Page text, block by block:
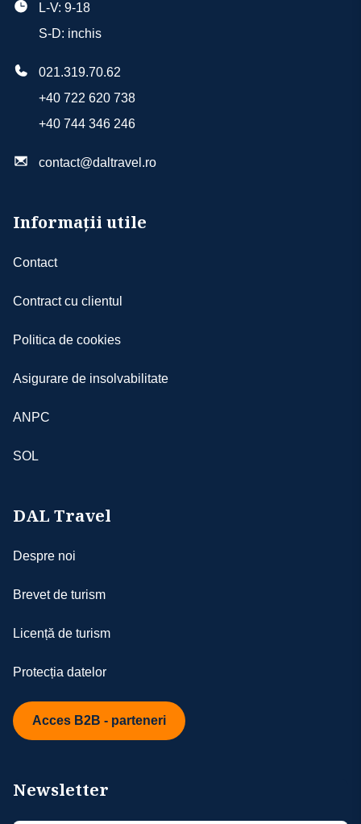
L-V: 9-18
S-D: inchis
021.319.70.62
+40 722 620 738
+40 744 346 246
contact@daltravel.ro
Informații utile
Contact
Contract cu clientul
Politica de cookies
Asigurare de insolvabilitate
ANPC
SOL
DAL Travel
Despre noi
Brevet de turism
Licență de turism
Protecția datelor
Acces B2B - parteneri
Newsletter